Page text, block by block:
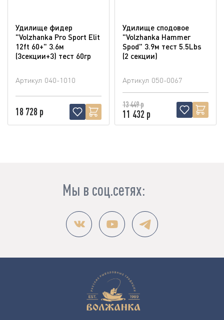
Удилище фидер
"Volzhanka Pro Sport Elit
12ft 60+" 3.6м
(3секции+3) тест 60гр
Артикул 040-1010
18 728 р
Удилище сподовое
"Volzhanka Hammer
Spod" 3.9м тест 5.5Lbs
(2 секции)
Артикул 050-0067
13 449 р
11 432 р
Мы в соц.сетях: